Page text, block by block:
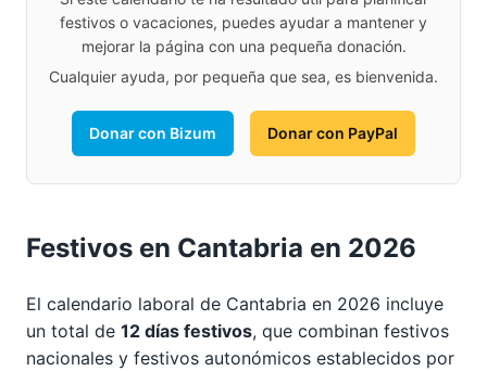
festivos o vacaciones, puedes ayudar a mantener y
mejorar la página con una pequeña donación.
Cualquier ayuda, por pequeña que sea, es bienvenida.
Donar con Bizum Donar con PayPal
Festivos en Cantabria en 2026
El calendario laboral de Cantabria en 2026 incluye
un total de 12 días festivos, que combinan festivos
nacionales y festivos autonómicos establecidos por